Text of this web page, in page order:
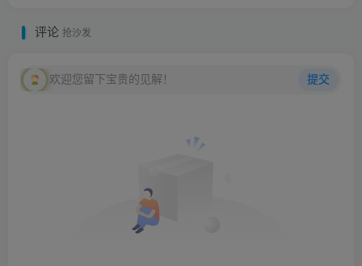
评论 抢沙发
欢迎您留下宝贵的见解！ 提交